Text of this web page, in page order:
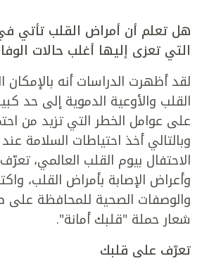
هل تعلم أن أمراض القلب تأتي
التي تعزى إليها أغلب حالات
لقد أظهرت الدراسات أنه بالإمكان
القلب والأوعية الدموية إلى حد
على عوامل الخطر التي تزيد من
وبالتالي أخذ احتياطات السلامة
الاحتفال بيوم القلب العالمي،
وأعراض الإصابة بأمراض القلب،
والوصفات الصحية للمحافظة
شعار حملة "قلبك أمانة".
تعرّف على قلبك